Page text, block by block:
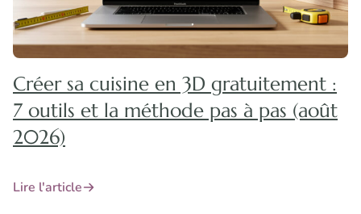
Créer sa cuisine en 3D gratuitement :
7 outils et la méthode pas à pas (août
2026)
Lire l'article